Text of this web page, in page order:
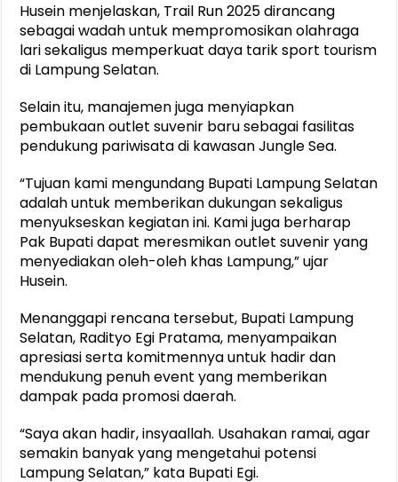
Husein menjelaskan, Trail Run 2025 dirancang
sebagai wadah untuk mempromosikan olahraga
lari sekaligus memperkuat daya tarik sport tourism
di Lampung Selatan.
Selain itu, manajemen juga menyiapkan
pembukaan outlet suvenir baru sebagai fasilitas
pendukung pariwisata di kawasan Jungle Sea.
“Tujuan kami mengundang Bupati Lampung Selatan
adalah untuk memberikan dukungan sekaligus
menyukseskan kegiatan ini. Kami juga berharap
Pak Bupati dapat meresmikan outlet suvenir yang
menyediakan oleh-oleh khas Lampung,” ujar
Husein.
Menanggapi rencana tersebut, Bupati Lampung
Selatan, Radityo Egi Pratama, menyampaikan
apresiasi serta komitmennya untuk hadir dan
mendukung penuh event yang memberikan
dampak pada promosi daerah.
“Saya akan hadir, insyaallah. Usahakan ramai, agar
semakin banyak yang mengetahui potensi
Lampung Selatan,” kata Bupati Egi.